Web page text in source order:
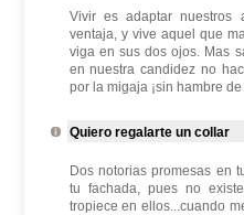
Vivir es adaptar
ventaja, y vive aquel que
viga en sus dos ojos. Mas
en nuestra candidez no
por la migaja ¡sin hambre
Quiero regalarte un collar
Dos notorias promesas en
tu fachada, pues no
tropiece en ellos...cuando